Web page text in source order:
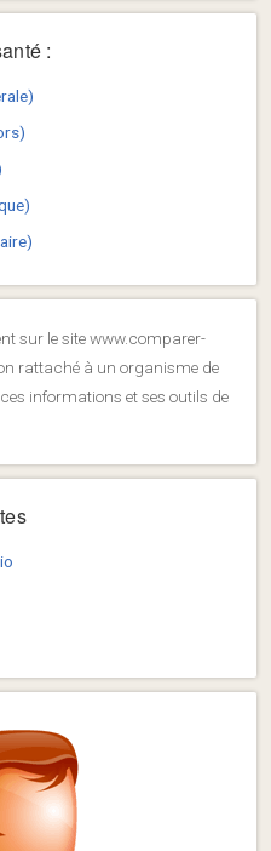
:
sur le site www.comparer-
rattaché à un organisme de
informations et ses outils de